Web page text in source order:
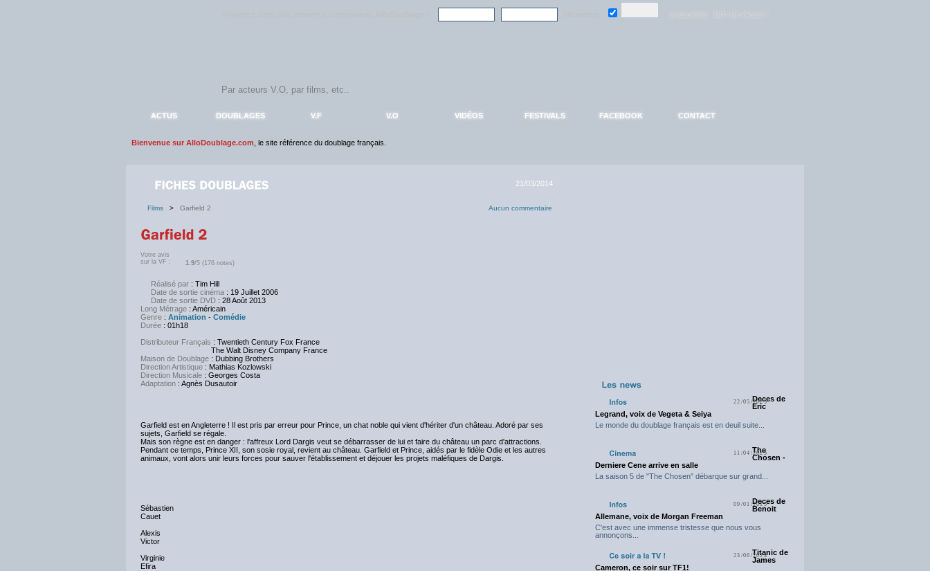
ACTUS DOUBLAGES V.F V.O VIDÉOS FESTIVALS FACEBOOK CONTACT
Bienvenue sur AlloDoublage.com , le site référence du doublage français.
21/03/2014
Films > Garfield 2 Aucun commentaire
Votre avis
sur la VF :
1.9/5 (176 notes)
Réalisé par : Tim Hill
Date de sortie cinéma : 19 Juillet 2006
Date de sortie DVD : 28 Août 2013
Long Métrage : Américain
Genre : Animation - Comédie
Durée : 01h18
Distributeur Français : Twentieth Century Fox France
The Walt Disney Company France
Maison de Doublage : Dubbing Brothers
Direction Artistique : Mathias Kozlowski
Direction Musicale : Georges Costa
Adaptation : Agnès Dusautoir
Garfield est en Angleterre ! Il est pris par erreur pour Prince, un chat noble qui vient d'hériter d'un château. Adoré par ses
sujets, Garfield se régale.
Mais son règne est en danger : l'affreux Lord Dargis veut se débarrasser de lui et faire du château un parc d'attractions.
Pendant ce temps, Prince XII, son sosie royal, revient au château. Garfield et Prince, aidés par le fidèle Odie et les autres
animaux, vont alors unir leurs forces pour sauver l'établissement et déjouer les projets maléfiques de Dargis.
Sébastien
Cauet
Alexis
Victor
Virginie
Efira
22/05/2025Deces de
Eric
Legrand, voix de Vegeta & Seiya
Le monde du doublage français est en deuil suite...
11/04/2025
The
Chosen -
Derniere Cene arrive en salle
La saison 5 de "The Chosen" débarque sur grand...
09/01/2025Deces de
Benoit
Allemane, voix de Morgan Freeman
C'est avec une immense tristesse que nous vous
annonçons...
23/06/2024Titanic de
James
Cameron, ce soir sur TF1!